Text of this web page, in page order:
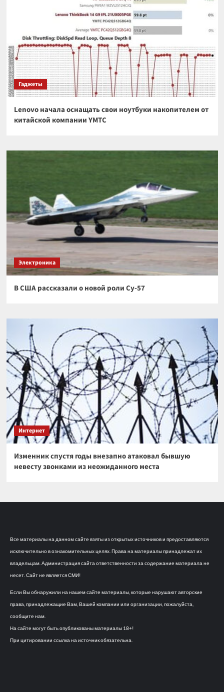
Гаджеты
Lenovo начала оснащать свои ноутбуки накопителем от
китайской компании YMTC
Электроника
В США рассказали о новой роли Су-57
Интернет
Изменник спустя годы внезапно атаковал бывшую
невесту звонками из неожиданного места
Все материалы на данном сайте взяты из открытых источников и предоставляются
исключительно в ознакомительных целях. Права на материалы принадлежат их
владельцам. Администрация сайта ответственности за содержание материала не
несет. Сайт не является СМИ!
Если Вы обнаружили на нашем сайте материалы, которые нарушают авторские
права, принадлежащие Вам, Вашей компании или организации, пожалуйста,
сообщите нам.
На сайте могут быть опубликованы материалы 18+!
При цитировании ссылка на источник обязательна.